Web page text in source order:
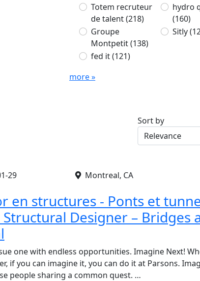
Totem recruteur
de talent(218)
hydro
(160)
Groupe
Montpetit(138)
Sitly
fed it(121)
more »
Sort by
29 Montreal, CA
en structures - Ponts et
Designer – Bridges
one with endless opportunities. Imagine Next!
if you can imagine it, you can do it at Parsons.
people sharing a common quest. …